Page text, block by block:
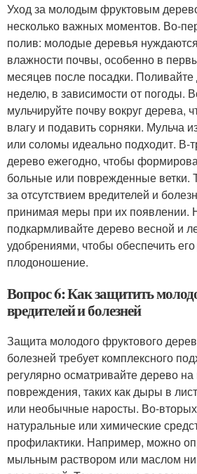
Уход за молодым фруктовым
несколько важных моментов. Во-
полив: молодые деревья
влажности почвы, особенно в
месяцев после посадки.
неделю, в зависимости от погоды.
мульчируйте почву вокруг дерева,
влагу и подавить сорняки. Мульча
или соломы идеально подходит. В-
дерево ежегодно, чтобы
больные или поврежденные ветки.
за отсутствием вредителей и
принимая меры при их появлении.
подкармливайте дерево весной и
удобрениями, чтобы обеспечить его
плодоношение.
Вопрос 6: Как защитить
вредителей и болезней
Защита молодого фруктового
болезней требует комплексного
регулярно осматривайте дерево
повреждения, таких как дыры в
или необычные наросты. Во-
натуральные или химические
профилактики. Например, можно
мыльным раствором или маслом